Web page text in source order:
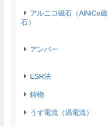
アルニコ磁石（AlNiCo磁
石）
アンバー
ESR法
鋳物
うず電流（渦電流）